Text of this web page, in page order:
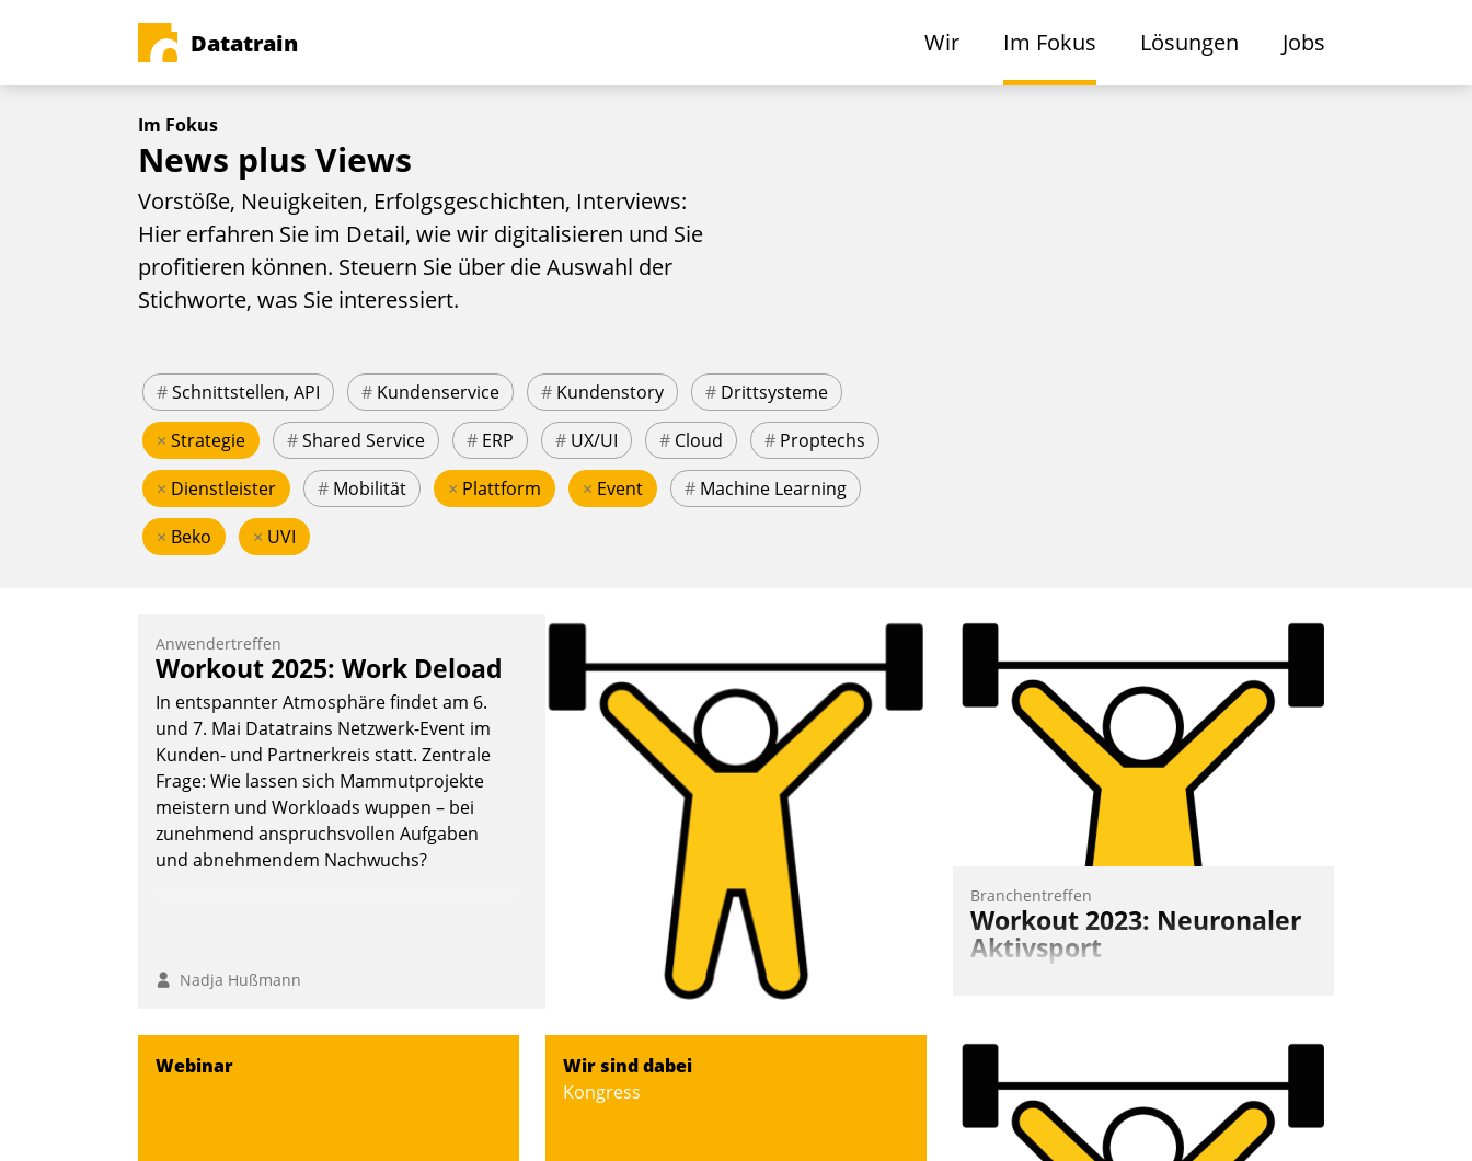
Datatrain Wir Im Fokus Lösungen Jobs
Im Fokus
News plus Views
Vorstöße, Neuigkeiten, Erfolgsgeschichten, Interviews:
Hier erfahren Sie im Detail, wie wir digitalisieren und Sie
profitieren können. Steuern Sie über die Auswahl der
Stichworte, was Sie interessiert.
#Schnittstellen, API # Kundenservice # Kundenstory # Drittsysteme
× Strategie #Shared Service # ERP # UX/UI # Cloud # Proptechs
× Dienstleister # Mobilität × Plattform × Event # Machine Learning
× Beko × UVI
Anwendertreffen
Workout 2025: Work Deload
In entspannter Atmosphäre findet am 6.
und 7. Mai Datatrains Netzwerk-Event im
Kunden- und Partnerkreis statt. Zentrale
Frage: Wie lassen sich Mammutprojekte
meistern und Workloads wuppen – bei
zunehmend anspruchsvollen Aufgaben
und abnehmendem Nachwuchs?
Nadja Hußmann
Branchentreffen
Workout 2023: Neuronaler
Aktivsport
Dazwischen zeigte Datatrain, was es
Neues zu bieten hat.
Webinar
Wir sind dabei
Kongress